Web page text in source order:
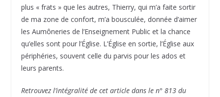
plus « frats » que les autres, Thierry, qui m’a faite sortir
de ma zone de confort, m’a bousculée, donnée d’aimer
les Aumôneries de l’Enseignement Public et la chance
qu’elles sont pour l’Église. L’Église en sortie, l’Église aux
périphéries, souvent celle du parvis pour les ados et
leurs parents.
Retrouvez l’intégralité de cet article dans le n° 813 du